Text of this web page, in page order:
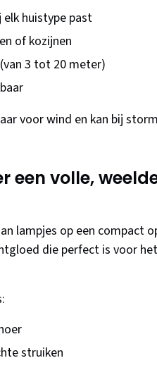
huistype past
of kozijnen
3 tot 20 meter)
voor wind en kan bij
een volle,
lampjes op een compact
die perfect is voor
struiken